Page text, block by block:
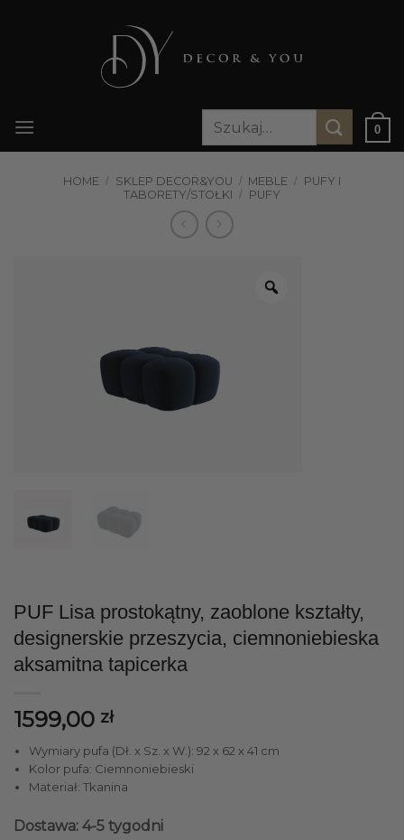
Szukaj:
0
HOME / SKLEP DECOR&YOU / MEBLE / PUFY I
TABORETY/STOŁKI / PUFY
PUF Lisa prostokątny, zaoblone kształty,
designerskie przeszycia, ciemnoniebieska
aksamitna tapicerka
1599,00 zł
Wymiary pufa (Dł. x Sz. x W.): 92 x 62 x 41 cm
Kolor pufa: Ciemnoniebieski
Materiał: Tkanina
Dostawa: 4-5 tygodni